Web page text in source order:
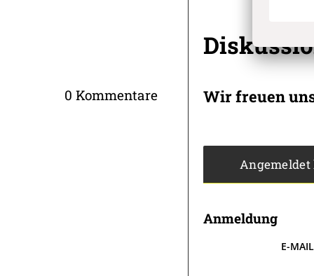
0 Kommentare Wir freuen
Anmeldung
E-